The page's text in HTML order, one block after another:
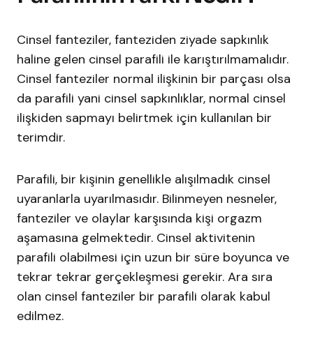
Cinsel fanteziler, fanteziden ziyade sapkınlık
haline gelen cinsel parafili ile karıştırılmamalıdır.
Cinsel fanteziler normal ilişkinin bir parçası olsa
da parafili yani cinsel sapkınlıklar, normal cinsel
ilişkiden sapmayı belirtmek için kullanılan bir
terimdir.
Parafili, bir kişinin genellikle alışılmadık cinsel
uyaranlarla uyarılmasıdır. Bilinmeyen nesneler,
fanteziler ve olaylar karşısında kişi orgazm
aşamasına gelmektedir. Cinsel aktivitenin
parafili olabilmesi için uzun bir süre boyunca ve
tekrar tekrar gerçekleşmesi gerekir. Ara sıra
olan cinsel fanteziler bir parafili olarak kabul
edilmez.